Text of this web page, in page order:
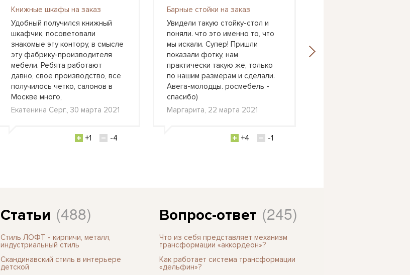
Книжные шкафы на заказ
Удобный получился книжный
шкафчик, посоветовали
знакомые эту контору, в смысле
эту фабрику-производителя
мебели. Ребята работают
давно, свое производство, все
получилось четко, салонов в
Москве много,
Екатенина Серг., 30 марта 2021
+1 -4
Барные стойки на заказ
Увидели такую стойку-стол и
поняли. что это именно то, что
мы искали. Супер! Пришли
показали фотку, нам
практически такую же, только
по нашим размерам и сделали.
Авега-молодцы. росмебель -
спасибо)
Маргарита, 22 марта 2021
+4 -1
Статьи (488)
Стиль ЛОФТ - кирпичи, металл,
индустриальный стиль
Скандинавский стиль в интерьере
детской
Вопрос-ответ (245)
Что из себя представляет механизм
трансформации «аккордеон»?
Как работает система трансформации
«дельфин»?